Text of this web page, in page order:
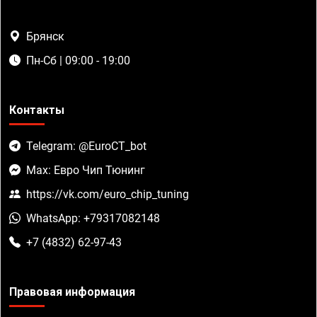
Брянск
Пн-Сб | 09:00 - 19:00
Контакты
Telegram: @EuroCT_bot
Max: Евро Чип Тюнинг
https://vk.com/euro_chip_tuning
WhatsApp: +79317082148
+7 (4832) 62-97-43
Правовая информация